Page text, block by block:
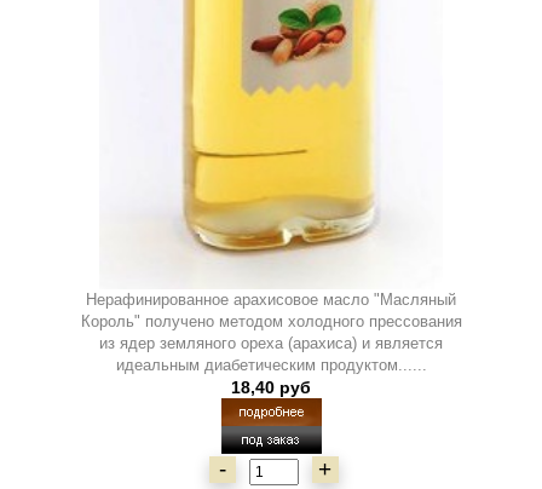
Нерафинированное арахисовое масло "Масляный
Король" получено методом холодного прессования
из ядер земляного ореха (арахиса) и является
идеальным диабетическим продуктом......
18,40 руб
- +